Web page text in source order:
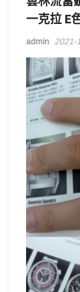
一克拉 E
admin 2021-